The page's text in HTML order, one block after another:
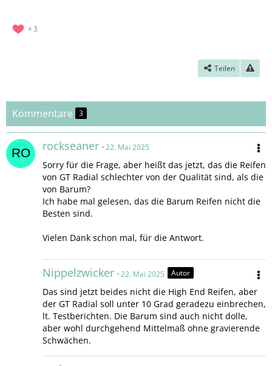
3
Teilen
Kommentare 3
rockseaner 22. Mai 2025
Sorry für die Frage, aber heißt das jetzt, das die Reifen
von GT Radial schlechter von der Qualität sind, als die
von Barum?
Ich habe mal gelesen, das die Barum Reifen nicht die
Besten sind.
Vielen Dank schon mal, für die Antwort.
Nippelzwicker 22. Mai 2025 Autor
Das sind jetzt beides nicht die High End Reifen, aber
der GT Radial soll unter 10 Grad geradezu einbrechen,
lt. Testberichten. Die Barum sind auch nicht dolle,
aber wohl durchgehend Mittelmaß ohne gravierende
Schwächen.